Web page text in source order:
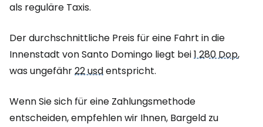
als reguläre Taxis.
Der durchschnittliche Preis für eine Fahrt in die
Innenstadt von Santo Domingo liegt bei1 280 Dop,
was ungefähr22 usdentspricht.
Wenn Sie sich für eine Zahlungsmethode
entscheiden, empfehlen wir Ihnen, Bargeld zu